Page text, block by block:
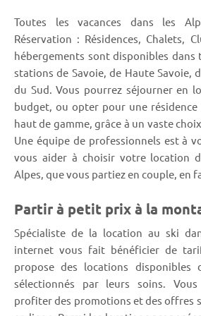
Toutes les vacances dans les
Réservation : Résidences, Chalets,
hébergements sont disponibles dans
stations de Savoie, de Haute Savoie,
du Sud. Vous pourrez séjourner en
budget, ou opter pour une
haut de gamme, grâce à un vaste
Une équipe de professionnels est à
vous aider à choisir votre location
Alpes, que vous partiez en couple, en
Partir à petit prix à la
Spécialiste de la location au ski
internet vous fait bénéficier de
propose des locations disponibles
sélectionnés par leurs soins.
profiter des promotions et des offres